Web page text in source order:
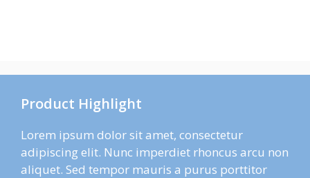
Product Highlight
Lorem ipsum dolor sit amet, consectetur
adipiscing elit. Nunc imperdiet rhoncus arcu non
aliquet. Sed tempor mauris a purus porttitor